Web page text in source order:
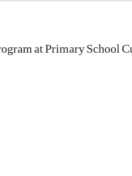
at Primary School